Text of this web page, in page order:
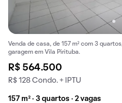
Venda de casa, de 157 m² com 3
garagem em Vila Pirituba.
R$ 564.500
R$ 128 Condo. + IPTU
157 m² · 3 quartos · 2 vagas